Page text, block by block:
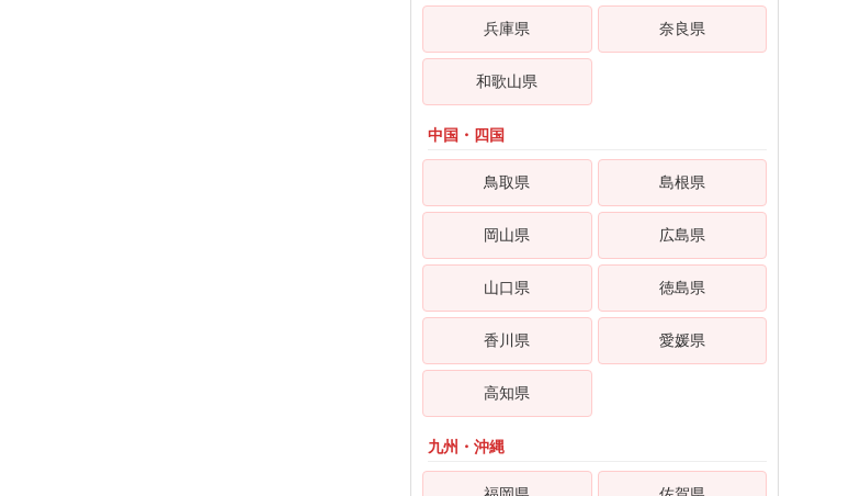
兵庫県 奈良県
和歌山県
中国・四国
鳥取県 島根県
岡山県 広島県
山口県 徳島県
香川県 愛媛県
高知県
九州・沖縄